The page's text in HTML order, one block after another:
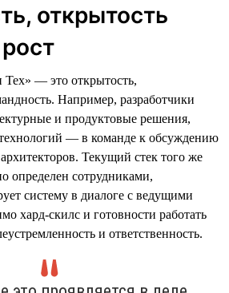
открытость
— это открытость,
Например, разработчики
и продуктовые решения,
— в команде к обсуждению
Текущий стек того же
определен сотрудниками,
систему в диалоге с ведущими
хард-скилс и готовности работать
и ответственность.